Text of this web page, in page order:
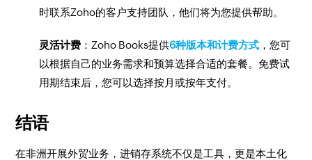
时联系Zoho的客户支持团队，他们将为您提供帮助。
灵活计费 ：Zoho Books提供6种版本和计费方式 ，您可
以根据自己的业务需求和预算选择合适的套餐。免费试
用期结束后，您可以选择按月或按年支付。
结语
在非洲开展外贸业务，进销存系统不仅是工具，更是本土化